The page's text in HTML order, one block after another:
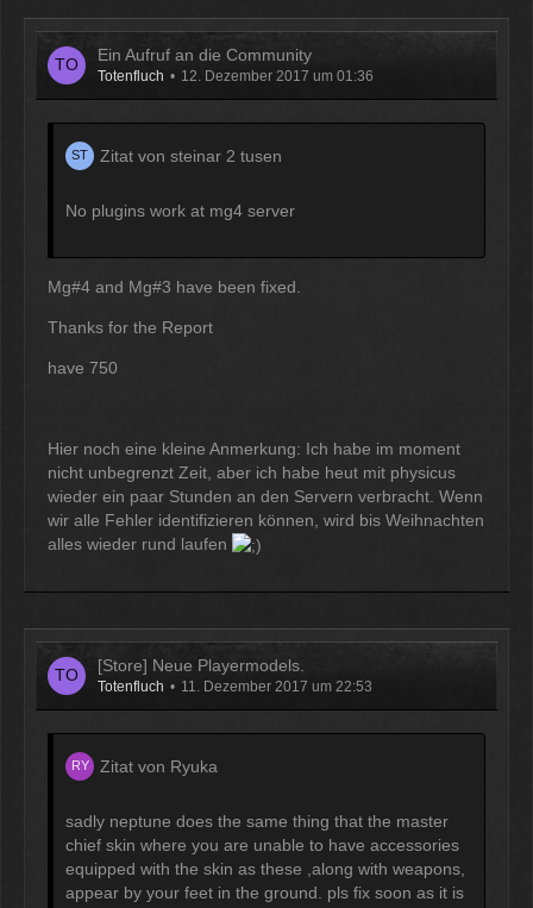
Ein Aufruf an die Community
Totenfluch 12. Dezember 2017 um 01:36
Zitat von steinar 2 tusen
No plugins work at mg4 server
Mg#4 and Mg#3 have been fixed.
Thanks for the Report
have 750
Hier noch eine kleine Anmerkung: Ich habe im moment
nicht unbegrenzt Zeit, aber ich habe heut mit physicus
wieder ein paar Stunden an den Servern verbracht. Wenn
wir alle Fehler identifizieren können, wird bis Weihnachten
alles wieder rund laufen
[Store] Neue Playermodels.
Totenfluch 11. Dezember 2017 um 22:53
Zitat von Ryuka
sadly neptune does the same thing that the master
chief skin where you are unable to have accessories
equipped with the skin as these ,along with weapons,
appear by your feet in the ground. pls fix soon as it is